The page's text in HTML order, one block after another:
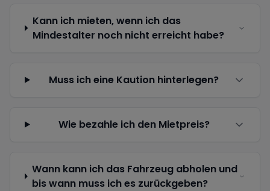
Kann ich mieten, wenn ich das
Mindestalter noch nicht erreicht habe?
Muss ich eine Kaution hinterlegen?
Wie bezahle ich den Mietpreis?
Wann kann ich das Fahrzeug abholen und
bis wann muss ich es zurückgeben?